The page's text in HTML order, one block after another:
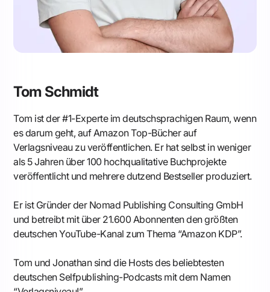
Tom Schmidt
Tom ist der #1-Experte im deutschsprachigen Raum, wenn
es darum geht, auf Amazon Top-Bücher auf
Verlagsniveau zu veröffentlichen. Er hat selbst in weniger
als 5 Jahren über 100 hochqualitative Buchprojekte
veröffentlicht und mehrere dutzend Bestseller produziert.
Er ist Gründer der Nomad Publishing Consulting GmbH
und betreibt mit über 21.600 Abonnenten den größten
deutschen YouTube-Kanal zum Thema “Amazon KDP”.
Tom und Jonathan sind die Hosts des beliebtesten
deutschen Selfpublishing-Podcasts mit dem Namen